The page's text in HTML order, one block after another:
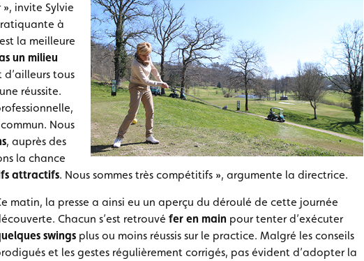
invite Sylvie
à
la meilleure
un milieu
tous
réussite.
Nous
, auprès des
la chance
attractifs. Nous sommes très compétitifs », argumente la directrice.
matin, la presse a ainsi eu un aperçu du déroulé de cette journée
Chacun s’est retrouvé fer en main pour tenter d’exécuter
swings plus ou moins réussis sur le practice. Malgré les conseils
et les gestes régulièrement corrigés, pas évident d’adopter la